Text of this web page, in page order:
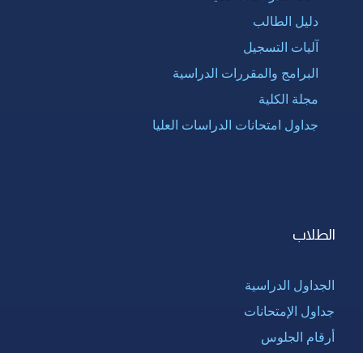
دليل الطالب
آليات التسجيل
البرامج والمقررات الدراسية
مجلة الكلية
جداول امتحانات الدراسات العليا
الطلاب
الجداول الدراسية
جداول الإمتحانات
أرقام الجلوس